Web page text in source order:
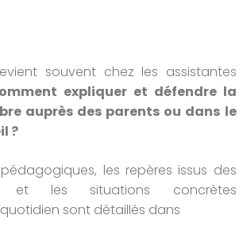
souvent chez les assistantes
expliquer et défendre la
auprès des parents ou dans le
?
les repères issus des
et les situations concrètes
sont détaillés dans